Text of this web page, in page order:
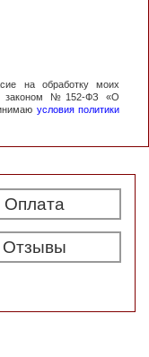
на обработку моих
с законом №152-ФЗ «О
условия политики
Оплата
Отзывы